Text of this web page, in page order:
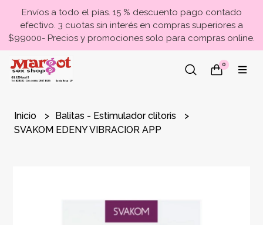
Envíos a todo el pías. 15 % descuento pago contado
efectivo. 3 cuotas sin interés en compras superiores a
$99000- Precios y promociones solo para compras online.
0
Inicio
Balitas - Estimulador clítoris
SVAKOM EDENY VIBRACIOR APP